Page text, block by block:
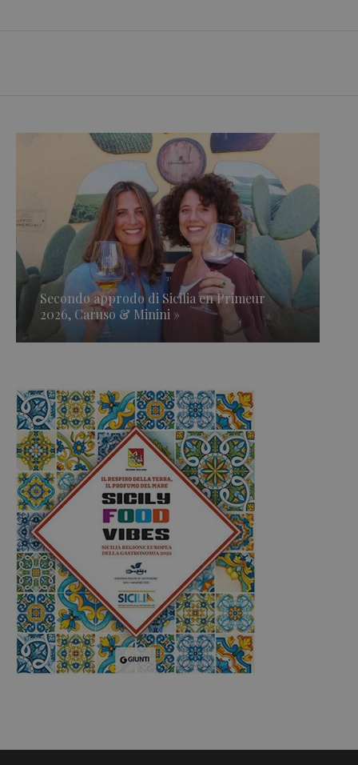
Secondo approdo di Sicilia en Primeur
2026, Caruso & Minini »